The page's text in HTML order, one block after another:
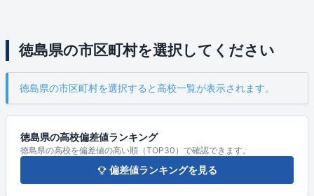
徳島県の市区町村を選択してください
徳島県の市区町村を選択すると高校一覧が表示されます。
徳島県の高校偏差値ランキング
徳島県の高校を偏差値の高い順（TOP30）で確認できます。
偏差値ランキングを見る